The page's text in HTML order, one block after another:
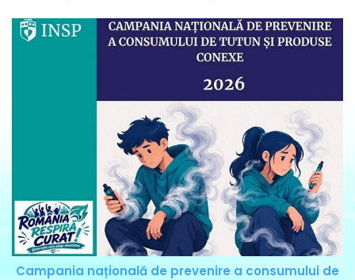
Campania națională de prevenire a consumului de